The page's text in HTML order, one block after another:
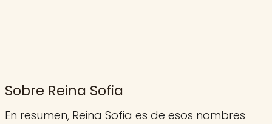
Sobre Reina Sofia
En resumen, Reina Sofia es de esos nombres